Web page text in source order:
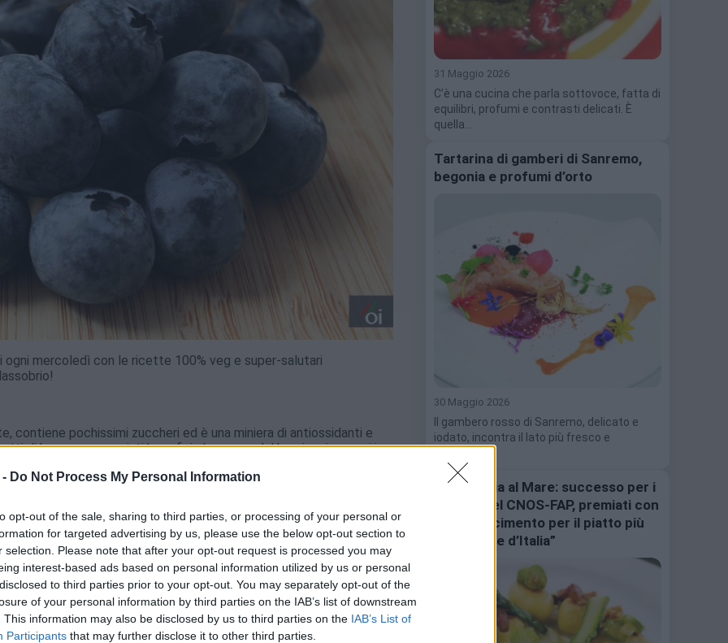
- Do Not Process My Personal Information
opt-out of the sale, sharing to third parties, or processing of your personal or
for targeted advertising by us, please use the below opt-out section to
selection. Please note that after your opt-out request is processed you may
interest-based ads based on personal information utilized by us or personal
to third parties prior to your opt-out. You may separately opt-out of the
of your personal information by third parties on the IAB’s list of downstream
This information may also be disclosed by us to third parties on the IAB’s List of
Participants that may further disclose it to other third parties.
mercoledì con le ricette 100% veg e super-salutari
contiene pochissimi zuccheri ed è una miniera di antiossidanti e
di bosco con svariati benefici che vanno dal bruciare in grassi in
e combattere la cistite. Anche sul consumo si dimostra
in piatti dolci e salati: si può consumare in tutte le salse!
31 Maggio 2026
C’è una cucina che parla sottovoce, fatta di
equilibri, profumi e contrasti delicati. È
quella…
Tartarina di gamberi di Sanremo,
begonia e profumi d’orto
30 Maggio 2026
Il gambero rosso di Sanremo, delicato e
iodato, incontra il lato più fresco e
aromatico…
Vallecrosia al Mare: successo per i
ragazzi del CNOS-FAP, premiati con
il riconoscimento per il piatto più
sostenibile d’Italia”